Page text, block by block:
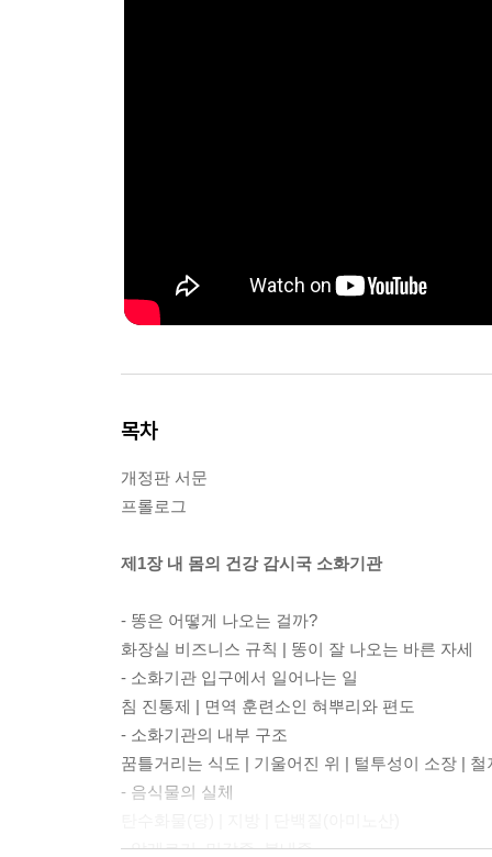
목차
개정판 서문
프롤로그
제1장 내 몸의 건강 감시국 소화기관
- 똥은 어떻게 나오는 걸까?
화장실 비즈니스 규칙 | 똥이 잘 나오는 바른 자세
- 소화기관 입구에서 일어나는 일
침 진통제 | 면역 훈련소인 혀뿌리와 편도
- 소화기관의 내부 구조
꿈틀거리는 식도 | 기울어진 위 | 털투성이 소장 |
- 음식물의 실체
- 알레르기, 민감증, 불내증